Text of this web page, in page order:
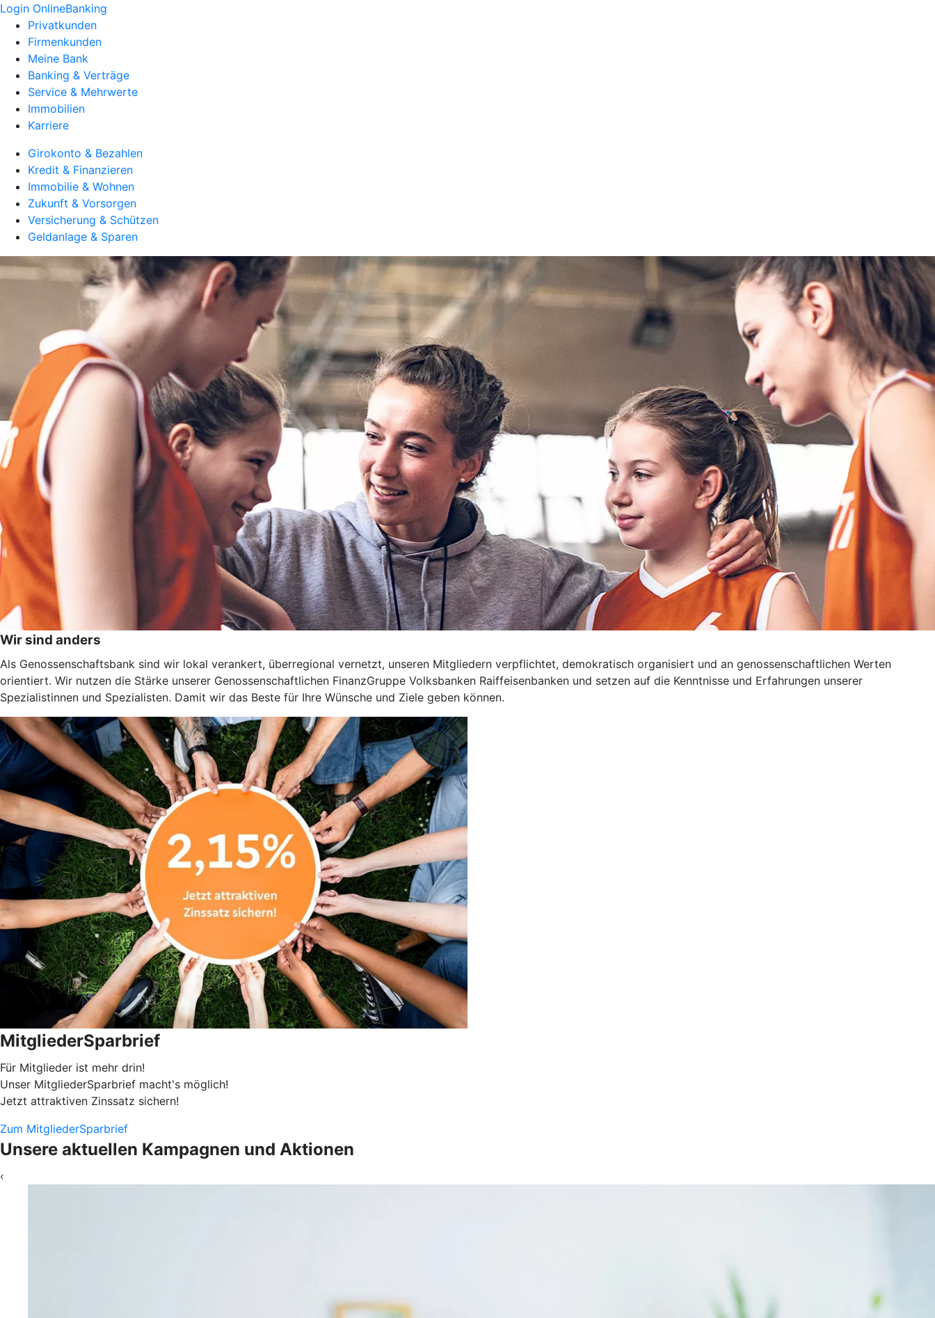
Login OnlineBanking
Privatkunden
Firmenkunden
Meine Bank
Banking & Verträge
Service & Mehrwerte
Immobilien
Karriere
Girokonto & Bezahlen
Kredit & Finanzieren
Immobilie & Wohnen
Zukunft & Vorsorgen
Versicherung & Schützen
Geldanlage & Sparen
Wir sind anders
Als Genossenschaftsbank sind wir lokal verankert, überregional vernetzt, unseren Mitgliedern verpflichtet, demokratisch organisiert und an genossenschaftlichen Werten
orientiert. Wir nutzen die Stärke unserer Genossenschaftlichen FinanzGruppe Volksbanken Raiffeisenbanken und setzen auf die Kenntnisse und Erfahrungen unserer
Spezialistinnen und Spezialisten. Damit wir das Beste für Ihre Wünsche und Ziele geben können.
MitgliederSparbrief
Für Mitglieder ist mehr drin!
Unser MitgliederSparbrief macht's möglich!
Jetzt attraktiven Zinssatz sichern!
Zum MitgliederSparbrief
Unsere aktuellen Kampagnen und Aktionen
‹